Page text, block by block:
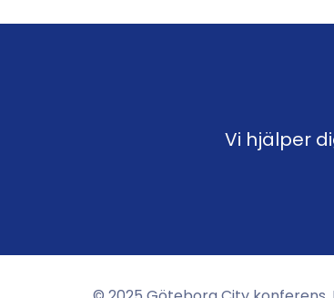
Vi hjälper